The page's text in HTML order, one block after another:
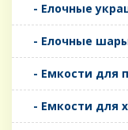
- Елочные
- Елочные
- Емкости для
- Емкости для